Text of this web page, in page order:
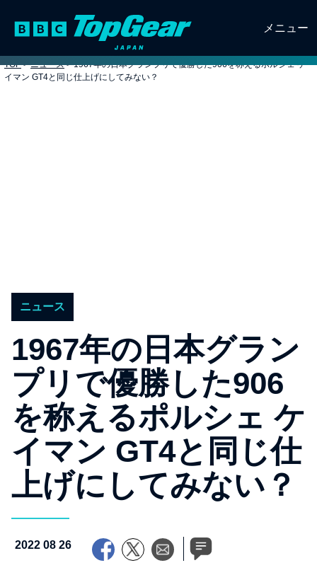
メニュー
TOP > ニュース > 1967年の日本グランプリで優勝した906を称えるポルシェ ケ
イマン GT4と同じ仕上げにしてみない？
ニュース
1967年の日本グラン
プリで優勝した906
を称えるポルシェ ケ
イマン GT4と同じ仕
上げにしてみない？
2022 08 26